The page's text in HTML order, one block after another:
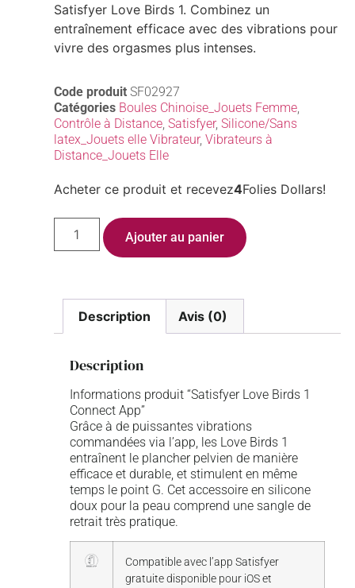
Satisfyer Love Birds 1. Combinez un
entraînement efficace avec des vibrations pour
vivre des orgasmes plus intenses.
Code produit SF02927
Catégories Boules Chinoise_Jouets Femme,
Contrôle à Distance, Satisfyer, Silicone/Sans
latex_Jouets elle Vibrateur, Vibrateurs à
Distance_Jouets Elle
Acheter ce produit et recevez4Folies Dollars!
Ajouter au panier
Description Avis (0)
Description
Informations produit “Satisfyer Love Birds 1
Connect App”
Grâce à de puissantes vibrations
commandées via l’app, les Love Birds 1
entraînent le plancher pelvien de manière
efficace et durable, et stimulent en même
temps le point G. Cet accessoire en silicone
doux pour la peau comprend une sangle de
retrait très pratique.
Compatible avec l’app Satisfyer
gratuite disponible pour iOS et